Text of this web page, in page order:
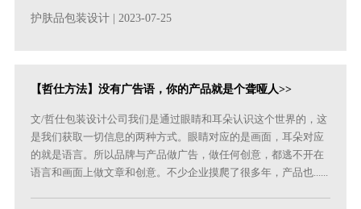
护肤品包装设计 | 2023-07-25
【哲仕方法】没有广告语，你的产品就是个聋哑人>>
文/哲仕包装设计公司我们是通过眼睛和耳朵认识这个世界的，这
是我们获取一切信息的两种方式。眼睛对应的是画面，耳朵对应
的就是语言。所以品牌与产品做广告，做任何创意，都逃不开在
语言和画面上做文章和创意。不少企业摸爬了很多年，产品也......